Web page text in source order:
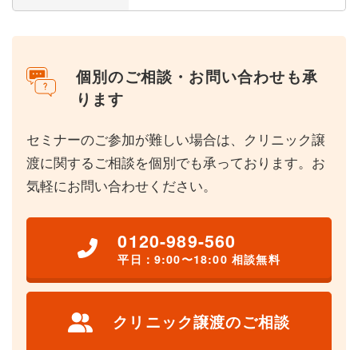
個別のご相談・お問い合わせも承
ります
セミナーのご参加が難しい場合は、クリニック譲
渡に関するご相談を個別でも承っております。お
気軽にお問い合わせください。
0120-989-560
平日：9:00〜18:00 相談無料
クリニック譲渡のご相談